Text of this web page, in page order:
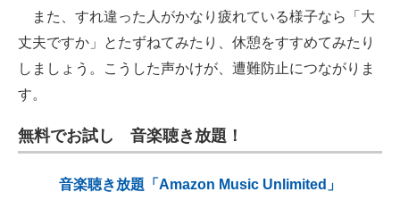
また、すれ違った人がかなり疲れている様子なら「大
丈夫ですか」とたずねてみたり、休憩をすすめてみたり
しましょう。こうした声かけが、遭難防止につながりま
す。
無料でお試し 音楽聴き放題！
音楽聴き放題「Amazon Music Unlimited」